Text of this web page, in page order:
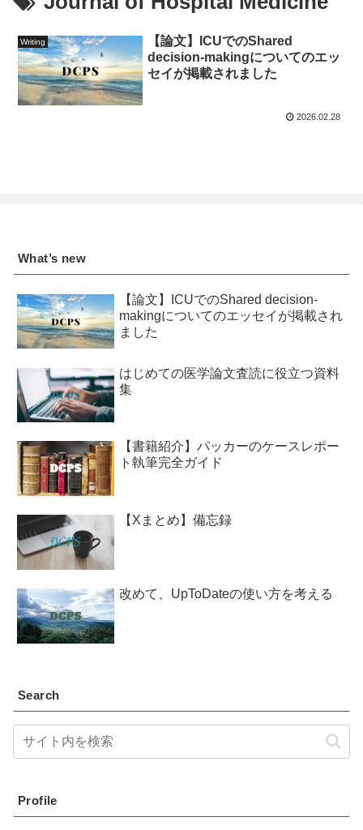
Writing
【論文】ICUでのShared
decision-makingについてのエッ
セイが掲載されました
2026.02.28
What’s new
【論文】ICUでのShared decision-
makingについてのエッセイが掲載され
ました
はじめての医学論文査読に役立つ資料
集
【書籍紹介】パッカーのケースレポー
ト執筆完全ガイド
【Xまとめ】備忘録
改めて、UpToDateの使い方を考える
Search
Profile